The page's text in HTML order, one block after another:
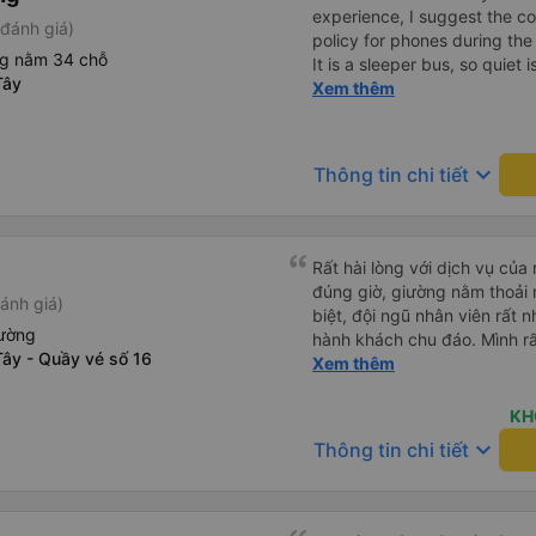
giá)
nằm 34 chỗ
experience, I suggest the
policy for phones during
It is a sleeper bus, so quiet
Wi-Fi password clearly
hơn, tôi góp ý nhà xe nên
lặng (tắt âm thanh điện
Tôi vẫn sẽ tiếp tục ủng hộ
Xem thêm
Thông tin chi tiết keyboard_arrow_down
giá)
- Quầy vé số 16
Rất hài lòng với dịch vụ của
đúng giờ, giường nằm thoải
biệt, đội ngũ nhân viên rất
hành khách chu đáo. Mình
viên trung chuyển ở Mỹ
Nhân viên tại nhà xe Mỹ
hướng dẫn rõ ràng và tạo
chuyển. Chắc chắn sẽ tiếp
Xem thêm
Thông tin chi tiết keyboard_arrow_down